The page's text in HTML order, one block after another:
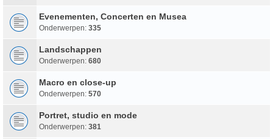
Evenementen, Concerten en Musea
Onderwerpen: 335
Landschappen
Onderwerpen: 680
Macro en close-up
Onderwerpen: 570
Portret, studio en mode
Onderwerpen: 381